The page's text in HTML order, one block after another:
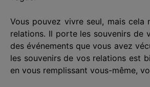
Vous pouvez vivre seul, mais
relations. Il porte les souvenirs de
des événements que vous avez
les souvenirs de vos relations est
en vous remplissant vous-même,